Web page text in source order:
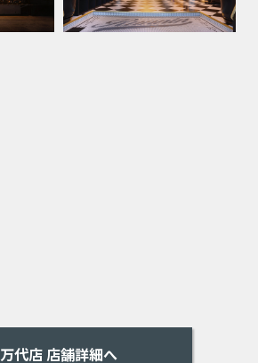
万代店 店舗詳細へ